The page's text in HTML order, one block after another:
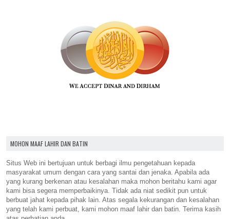
MOHON MAAF LAHIR DAN BATIN
Situs Web ini bertujuan untuk berbagi ilmu pengetahuan kepada
masyarakat umum dengan cara yang santai dan jenaka. Apabila ada
yang kurang berkenan atau kesalahan maka mohon beritahu kami agar
kami bisa segera memperbaikinya. Tidak ada niat sedikit pun untuk
berbuat jahat kepada pihak lain. Atas segala kekurangan dan kesalahan
yang telah kami perbuat, kami mohon maaf lahir dan batin. Terima kasih